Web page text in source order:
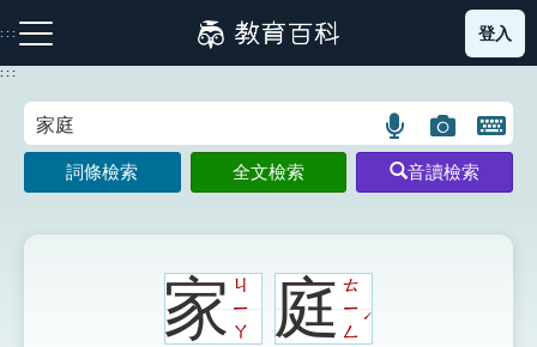
到
主
:::
注音索引圖示 筆畫索引圖示 部首索引表圖示
登入
:::
語
言
搜
圖
片
搜
開
鍵
圖
詞條檢索 全文檢索 音讀檢索
家ㄐ
ㄧ
ㄚ
庭ㄊ
ㄧ
ㄥ
ˊ